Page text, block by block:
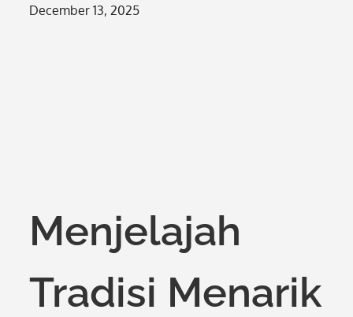
Posted
December 13, 2025
Menjelajah
Tradisi Menarik